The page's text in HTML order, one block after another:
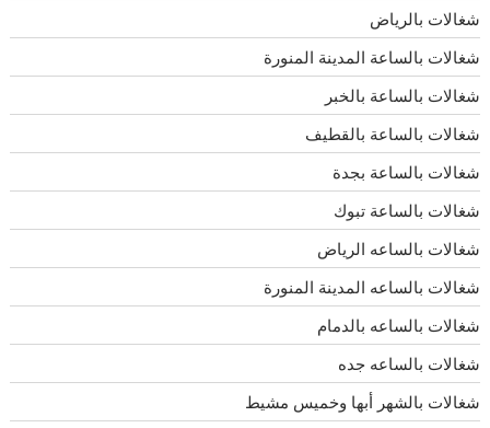
شغالات بالرياض
شغالات بالساعة المدينة المنورة
شغالات بالساعة بالخبر
شغالات بالساعة بالقطيف
شغالات بالساعة بجدة
شغالات بالساعة تبوك
شغالات بالساعه الرياض
شغالات بالساعه المدينة المنورة
شغالات بالساعه بالدمام
شغالات بالساعه جده
شغالات بالشهر أبها وخميس مشيط